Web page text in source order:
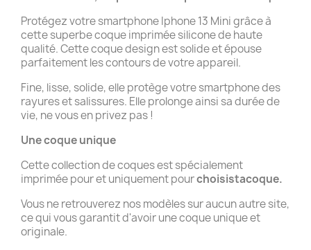
Protégez votre smartphone Iphone 13 Mini grâce à
cette superbe coque imprimée silicone de haute
qualité. Cette coque design est solide et épouse
parfaitement les contours de votre appareil.
Fine, lisse, solide, elle protège votre smartphone des
rayures et salissures. Elle prolonge ainsi sa durée de
vie, ne vous en privez pas !
Une coque unique
Cette collection de coques est spécialement
imprimée pour et uniquement pourchoisistacoque.
Vous ne retrouverez nos modèles sur aucun autre site,
ce qui vous garantit d'avoir une coque unique et
originale.